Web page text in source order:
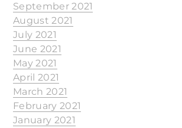
September 2021
August 2021
July 2021
June 2021
May 2021
April 2021
March 2021
February 2021
January 2021